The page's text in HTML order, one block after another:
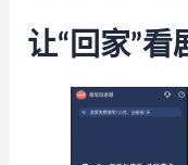
让“回家”看